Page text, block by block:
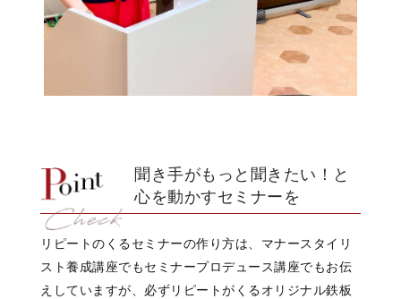
聞き手がもっと聞きたい！と
心を動かすセミナーを
リピートのくるセミナーの作り方は、マナースタイリ
スト養成講座でもセミナープロデュース講座でもお伝
えしていますが、必ずリピートがくるオリジナル鉄板